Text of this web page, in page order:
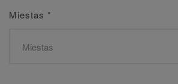
Miestas *